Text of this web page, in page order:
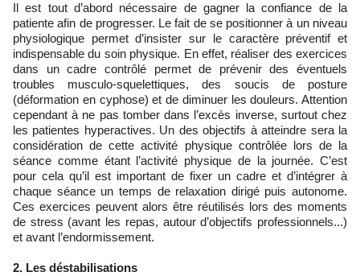
Il est tout d’abord nécessaire de gagner la confiance de la
patiente afin de progresser. Le fait de se positionner à un niveau
physiologique permet d’insister sur le caractère préventif et
indispensable du soin physique. En effet, réaliser des exercices
dans un cadre contrôlé permet de prévenir des éventuels
troubles musculo-squelettiques, des soucis de posture
(déformation en cyphose) et de diminuer les douleurs. Attention
cependant à ne pas tomber dans l’excès inverse, surtout chez
les patientes hyperactives. Un des objectifs à atteindre sera la
considération de cette activité physique contrôlée lors de la
séance comme étant l’activité physique de la journée. C’est
pour cela qu’il est important de fixer un cadre et d’intégrer à
chaque séance un temps de relaxation dirigé puis autonome.
Ces exercices peuvent alors être réutilisés lors des moments
de stress (avant les repas, autour d’objectifs professionnels...)
et avant l’endormissement.
2. Les déstabilisations